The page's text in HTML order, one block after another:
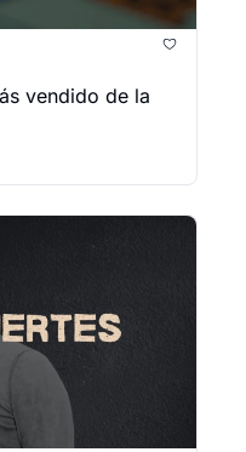
vendido de la